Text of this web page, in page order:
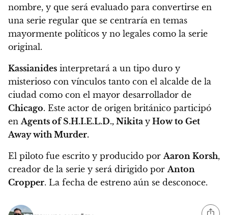
nombre, y que será evaluado para convertirse en
una serie regular que se centraría en temas
mayormente políticos y no legales como la serie
original.
Kassianides interpretará a un tipo duro y
misterioso con vínculos tanto con el alcalde de la
ciudad como con el mayor desarrollador de
Chicago. Este actor de origen británico participó
enAgents of S.H.I.E.L.D., Nikita y How to Get
Away with Murder.
El piloto fue escrito y producido porAaron Korsh,
creador de la serie y será dirigido porAnton
Cropper. La fecha de estreno aún se desconoce.